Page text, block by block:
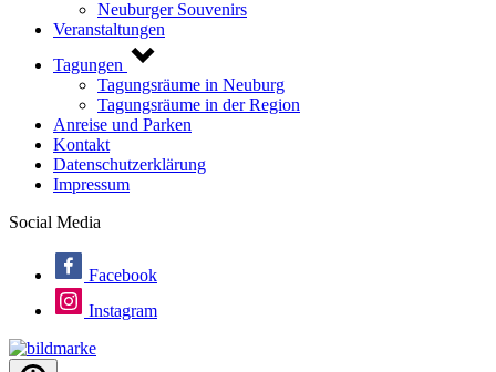
Neuburger Souvenirs
Veranstaltungen
Tagungen
Tagungsräume in Neuburg
Tagungsräume in der Region
Anreise und Parken
Kontakt
Datenschutzerklärung
Impressum
Social Media
Facebook
Instagram